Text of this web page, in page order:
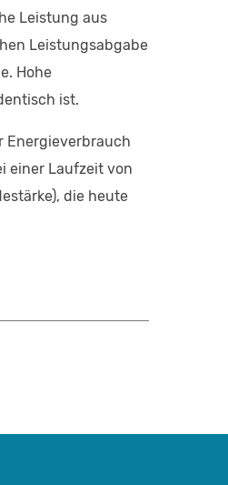
Leistung aus
Leistungsabgabe
Hohe
ist.
Energieverbrauch
einer Laufzeit von
die heute